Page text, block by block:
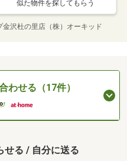
似た物件を探してもらう
金沢杜の里店（株）オーキッド
わせる（17件）
せる / 自分に送る